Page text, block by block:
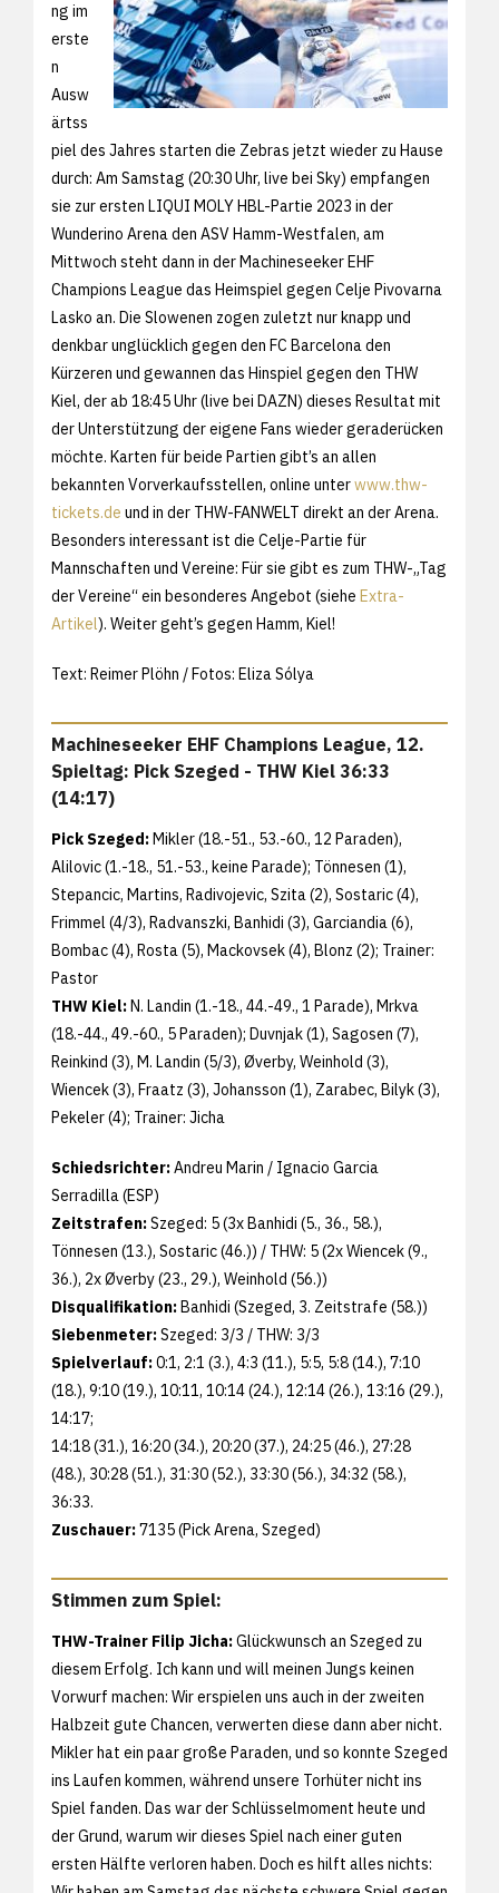
ng im
erste
n
Ausw
ärtss
piel des Jahres starten die Zebras jetzt wieder zu Hause
durch: Am Samstag (20:30 Uhr, live bei Sky) empfangen
sie zur ersten LIQUI MOLY HBL-Partie 2023 in der
Wunderino Arena den ASV Hamm-Westfalen, am
Mittwoch steht dann in der Machineseeker EHF
Champions League das Heimspiel gegen Celje Pivovarna
Lasko an. Die Slowenen zogen zuletzt nur knapp und
denkbar unglücklich gegen den FC Barcelona den
Kürzeren und gewannen das Hinspiel gegen den THW
Kiel, der ab 18:45 Uhr (live bei DAZN) dieses Resultat mit
der Unterstützung der eigene Fans wieder geraderücken
möchte. Karten für beide Partien gibt’s an allen
bekannten Vorverkaufsstellen, online unterwww.thw-
tickets.de und in der THW-FANWELT direkt an der Arena.
Besonders interessant ist die Celje-Partie für
Mannschaften und Vereine: Für sie gibt es zum THW-„Tag
der Vereine“ ein besonderes Angebot (siehe Extra-
Artikel). Weiter geht’s gegen Hamm, Kiel!
Text: Reimer Plöhn / Fotos: Eliza Sólya
Machineseeker EHF Champions League, 12.
Spieltag: Pick Szeged - THW Kiel 36:33
(14:17)
Pick Szeged:Mikler (18.-51., 53.-60., 12 Paraden),
Alilovic (1.-18., 51.-53., keine Parade); Tönnesen (1),
Stepancic, Martins, Radivojevic, Szita (2), Sostaric (4),
Frimmel (4/3), Radvanszki, Banhidi (3), Garciandia (6),
Bombac (4), Rosta (5), Mackovsek (4), Blonz (2); Trainer:
Pastor
THW Kiel:N. Landin (1.-18., 44.-49., 1 Parade), Mrkva
(18.-44., 49.-60., 5 Paraden); Duvnjak (1), Sagosen (7),
Reinkind (3), M. Landin (5/3), Øverby, Weinhold (3),
Wiencek (3), Fraatz (3), Johansson (1), Zarabec, Bilyk (3),
Pekeler (4); Trainer: Jicha
Schiedsrichter:Andreu Marin / Ignacio Garcia
Serradilla (ESP)
Zeitstrafen:Szeged: 5 (3x Banhidi (5., 36., 58.),
Tönnesen (13.), Sostaric (46.)) / THW: 5 (2x Wiencek (9.,
36.), 2x Øverby (23., 29.), Weinhold (56.))
Disqualifikation:Banhidi (Szeged, 3. Zeitstrafe (58.))
Siebenmeter:Szeged: 3/3 / THW: 3/3
Spielverlauf:0:1, 2:1 (3.), 4:3 (11.), 5:5, 5:8 (14.), 7:10
(18.), 9:10 (19.), 10:11, 10:14 (24.), 12:14 (26.), 13:16 (29.),
14:17;
14:18 (31.), 16:20 (34.), 20:20 (37.), 24:25 (46.), 27:28
(48.), 30:28 (51.), 31:30 (52.), 33:30 (56.), 34:32 (58.),
36:33.
Zuschauer:7135 (Pick Arena, Szeged)
Stimmen zum Spiel:
THW-Trainer Filip Jicha:Glückwunsch an Szeged zu
diesem Erfolg. Ich kann und will meinen Jungs keinen
Vorwurf machen: Wir erspielen uns auch in der zweiten
Halbzeit gute Chancen, verwerten diese dann aber nicht.
Mikler hat ein paar große Paraden, und so konnte Szeged
ins Laufen kommen, während unsere Torhüter nicht ins
Spiel fanden. Das war der Schlüsselmoment heute und
der Grund, warum wir dieses Spiel nach einer guten
ersten Hälfte verloren haben. Doch es hilft alles nichts: